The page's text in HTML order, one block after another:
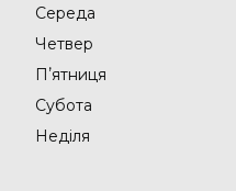
Середа
Четвер
Пʼятниця
Субота
Неділя